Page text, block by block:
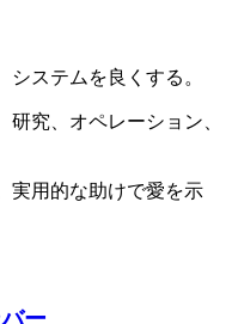
ステムを良くする。
究、オペレーション、
実用的な助けで愛を示